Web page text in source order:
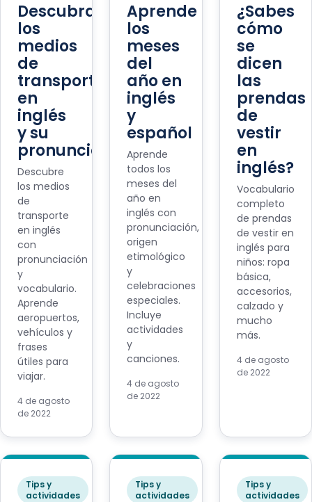
Descubramos
los
medios
de
transporte
en
inglés
y su
pronunciación
Descubre
los medios
de
transporte
en inglés
con
pronunciación
y
vocabulario.
Aprende
aeropuertos,
vehículos y
frases
útiles para
viajar.
4 de agosto
de 2022
Aprende
los
meses
del
año en
inglés
y
español
Aprende
todos los
meses del
año en
inglés con
pronunciación,
origen
etimológico
y
celebraciones
especiales.
Incluye
actividades
y
canciones.
4 de agosto
de 2022
¿Sabes
cómo
se
dicen
las
prendas
de
vestir
en
inglés?
Vocabulario
completo
de prendas
de vestir en
inglés para
niños: ropa
básica,
accesorios,
calzado y
mucho
más.
4 de agosto
de 2022
Tips y
actividades
Tips y
actividades
Tips y
actividades